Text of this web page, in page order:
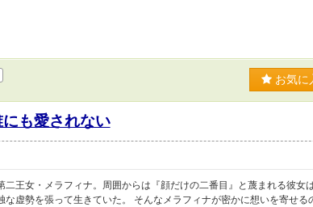
お気に
も愛されない
二王女・メラフィナ。周囲からは『顔だけの二番目』と蔑まれる彼女
な虚勢を張って生きていた。 そんなメラフィナが密かに想いを寄せる